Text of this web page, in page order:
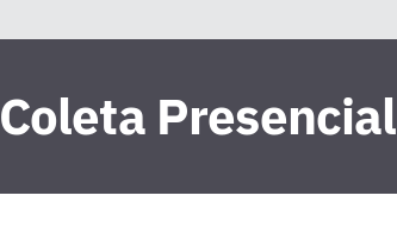
Coleta Presencial